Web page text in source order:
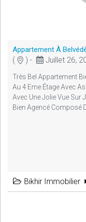
Appartement À
( ) - Juillet 26,
Très Bel Appartement
Au 4 Eme Étage Avec
Avec Une Jolie Vue Sur
Bien Agencé Composé
Bikhir Immobilier